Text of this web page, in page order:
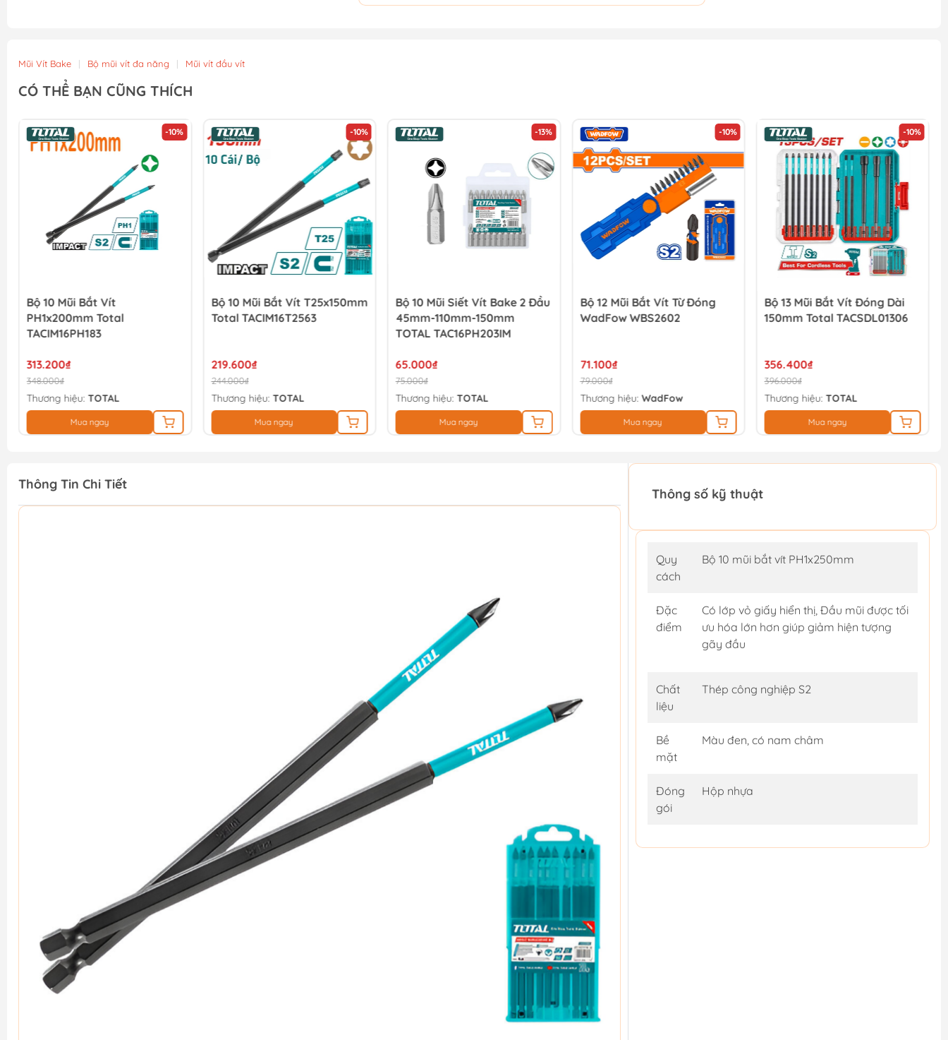
Mũi Vít Bake | Bộ mũi vít đa năng | Mũi vít đầu vít
CÓ THỂ BẠN CŨNG THÍCH
-10%
Bộ 10 Mũi Bắt Vít
PH1x200mm Total
TACIM16PH183
313.200₫
348.000₫
Thương hiệu: TOTAL
Mua ngay
-10%
Bộ 10 Mũi Bắt Vít T25x150mm
Total TACIM16T2563
219.600₫
244.000₫
Thương hiệu: TOTAL
Mua ngay
-13%
Bộ 10 Mũi Siết Vít Bake 2 Đầu
45mm-110mm-150mm
TOTAL TAC16PH203IM
65.000₫
75.000₫
Thương hiệu: TOTAL
Mua ngay
-10%
Bộ 12 Mũi Bắt Vít Từ Đóng
WadFow WBS2602
71.100₫
79.000₫
Thương hiệu:WadFow
Mua ngay
-10%
Bộ 13 Mũi Bắt Vít Đóng Dài
150mm Total TACSDL01306
356.400₫
396.000₫
Thương hiệu: TOTAL
Mua ngay
Thông Tin Chi Tiết
Thông số kỹ thuật
Quy
cách
Bộ 10 mũi bắt vít PH1x250mm
Đặc
điểm
Có lớp vỏ giấy hiển thị, Đầu mũi được tối
ưu hóa lớn hơn giúp giảm hiện tượng
gãy đầu
Chất
liệu
Thép công nghiệp S2
Bề
mặt
Màu đen, có nam châm
Đóng
gói
Hộp nhựa